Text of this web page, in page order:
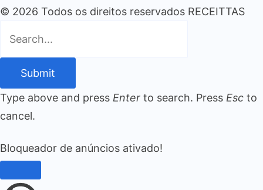
© 2026 Todos os direitos reservados RECEITTAS
Submit
Type above and press Enter to search. Press Esc to
cancel.
Bloqueador de anúncios ativado!